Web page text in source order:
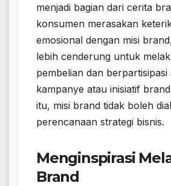
menjadi bagian dari cerita
konsumen merasakan
emosional dengan misi
lebih cenderung untuk
pembelian dan berpartisipasi
kampanye atau inisiatif
itu, misi brand tidak boleh
perencanaan strategi bisnis.
Menginspirasi
Brand